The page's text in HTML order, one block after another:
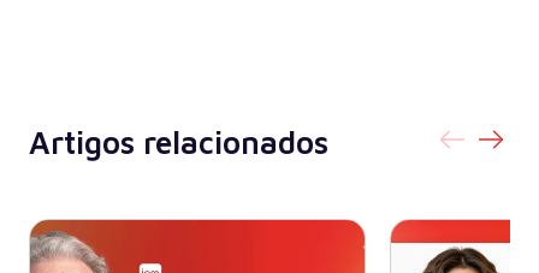
Artigos relacionados